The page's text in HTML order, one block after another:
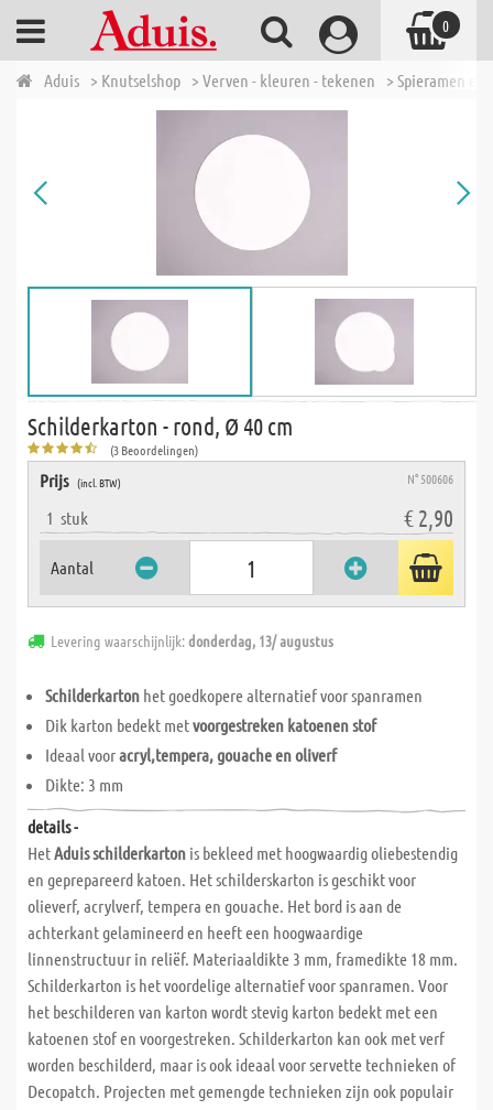
Aduis > Knutselshop > Verven - kleuren - tekenen > Spieramen en
Schilderkarton - rond, Ø 40 cm
(3 Beoordelingen)
Prijs (incl. BTW) N° 500606
1 stuk € 2,90
Aantal
Levering waarschijnlijk:donderdag, 13/ augustus
Schilderkarton het goedkopere alternatief voor spanramen
Dik karton bedekt metvoorgestreken katoenen stof
Ideaal vooracryl,tempera, gouache en oliverf
Dikte: 3 mm
details -
HetAduis schilderkarton is bekleed met hoogwaardig oliebestendig
en geprepareerd katoen. Het schilderskarton is geschikt voor
olieverf, acrylverf, tempera en gouache. Het bord is aan de
achterkant gelamineerd en heeft een hoogwaardige
linnenstructuur in reliëf. Materiaaldikte 3 mm, framedikte 18 mm.
Schilderkarton is het voordelige alternatief voor spanramen. Voor
het beschilderen van karton wordt stevig karton bedekt met een
katoenen stof en voorgestreken. Schilderkarton kan ook met verf
worden beschilderd, maar is ook ideaal voor servette technieken of
Decopatch. Projecten met gemengde technieken zijn ook populair
0